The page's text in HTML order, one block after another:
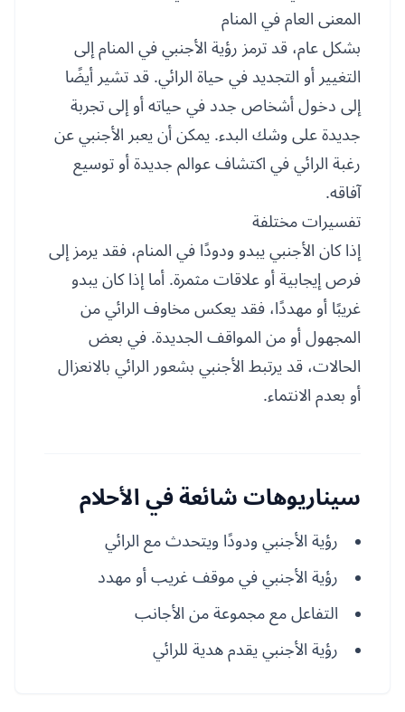
المعنى العام في المنام
بشكل عام، قد ترمز رؤية الأجنبي في المنام إلى
التغيير أو التجديد في حياة الرائي. قد تشير أيضًا
إلى دخول أشخاص جدد في حياته أو إلى تجربة
جديدة على وشك البدء. يمكن أن يعبر الأجنبي عن
رغبة الرائي في اكتشاف عوالم جديدة أو توسيع
آفاقه.
تفسيرات مختلفة
إذا كان الأجنبي يبدو ودودًا في المنام، فقد يرمز إلى
فرص إيجابية أو علاقات مثمرة. أما إذا كان يبدو
غريبًا أو مهددًا، فقد يعكس مخاوف الرائي من
المجهول أو من المواقف الجديدة. في بعض
الحالات، قد يرتبط الأجنبي بشعور الرائي بالانعزال
أو بعدم الانتماء.
سيناريوهات شائعة في الأحلام
رؤية الأجنبي ودودًا ويتحدث مع الرائي
رؤية الأجنبي في موقف غريب أو مهدد
التفاعل مع مجموعة من الأجانب
رؤية الأجنبي يقدم هدية للرائي